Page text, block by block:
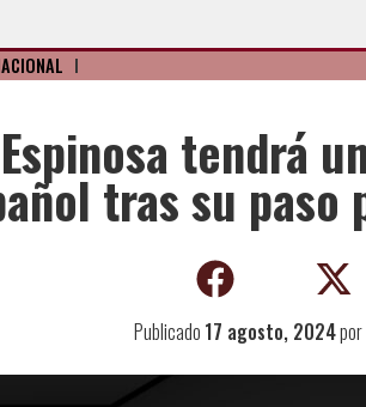
I
tendrá
tras su paso
Publicado 17 agosto, 2024por